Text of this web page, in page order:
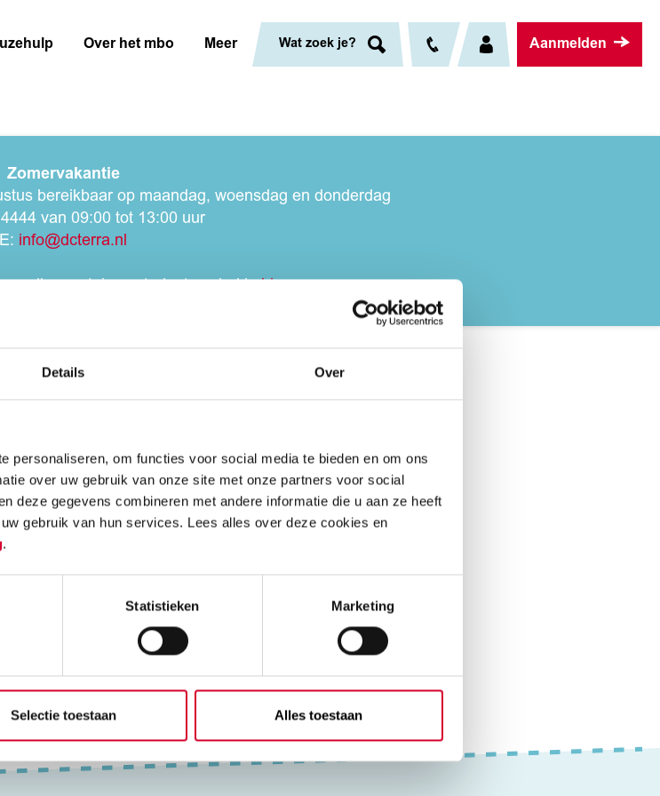
Details Over
personaliseren, om functies voor social media te bieden en om ons
over uw gebruik van onze site met onze partners voor social
deze gegevens combineren met andere informatie die u aan ze heeft
gebruik van hun services. Lees alles over deze cookies en
.
Statistieken Marketing
Selectie toestaan Alles toestaan
Over het mbo Meer Wat zoek je? Aanmelden
Zomervakantie
bereikbaar op maandag, woensdag en donderdag
4444 van 09:00 tot 13:00 uur
E: info@dcterra.nl
Agenda (0) Vakgebied (1)
gevonden